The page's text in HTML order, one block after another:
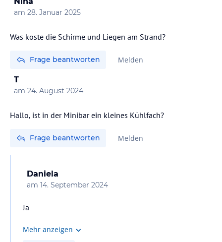
am 28. Januar 2025
Was koste die Schirme und Liegen am Strand?
Frage beantworten Melden
T
am 24. August 2024
Hallo, ist in der Minibar ein kleines Kühlfach?
Frage beantworten Melden
Daniela
am 14. September 2024
Ja
Mehr anzeigen